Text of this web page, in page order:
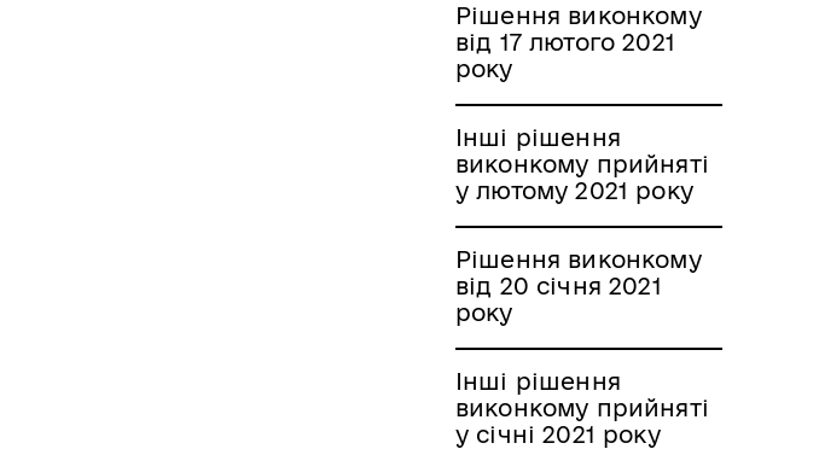
Рішення виконкому
від 17 лютого 2021
року
Інші рішення
виконкому прийняті
у лютому 2021 року
Рішення виконкому
від 20 січня 2021
року
Інші рішення
виконкому прийняті
у січні 2021 року